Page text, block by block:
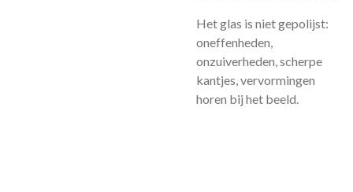
Het glas is niet gepolijst:
oneffenheden,
onzuiverheden, scherpe
kantjes, vervormingen
horen bij het beeld.